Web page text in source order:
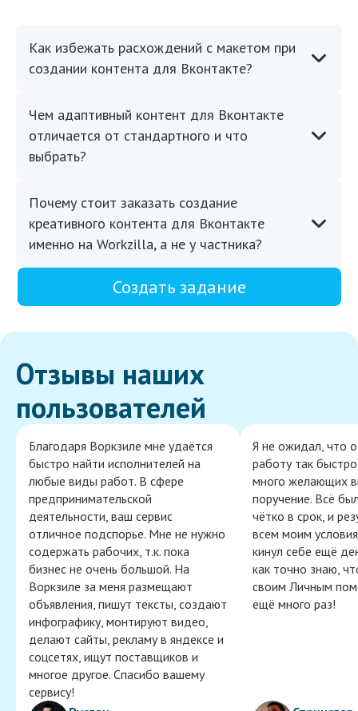
Как избежать расхождений с макетом при
создании контента для Вконтакте?
Чем адаптивный контент для Вконтакте
отличается от стандартного и что
выбрать?
Почему стоит заказать создание
креативного контента для Вконтакте
именно на Workzilla, а не у частника?
Создать задание
Отзывы наших
пользователей
Благодаря Воркзиле мне удаётся
быстро найти исполнителей на
любые виды работ. В сфере
предпринимательской
деятельности, ваш сервис
отличное подспорье. Мне не нужно
содержать рабочих, т.к. пока
бизнес не очень большой. На
Воркзиле за меня размещают
объявления, пишут тексты, создают
инфографику, монтируют видео,
делают сайты, рекламу в яндексе и
соцсетях, ищут поставщиков и
многое другое. Спасибо вашему
сервису!
Я не ожидал, что
работу так
много желающих
поручение. Всё
чётко в срок, и
всем моим
кинул себе ещё
как точно знаю,
своим Личным
ещё много раз!